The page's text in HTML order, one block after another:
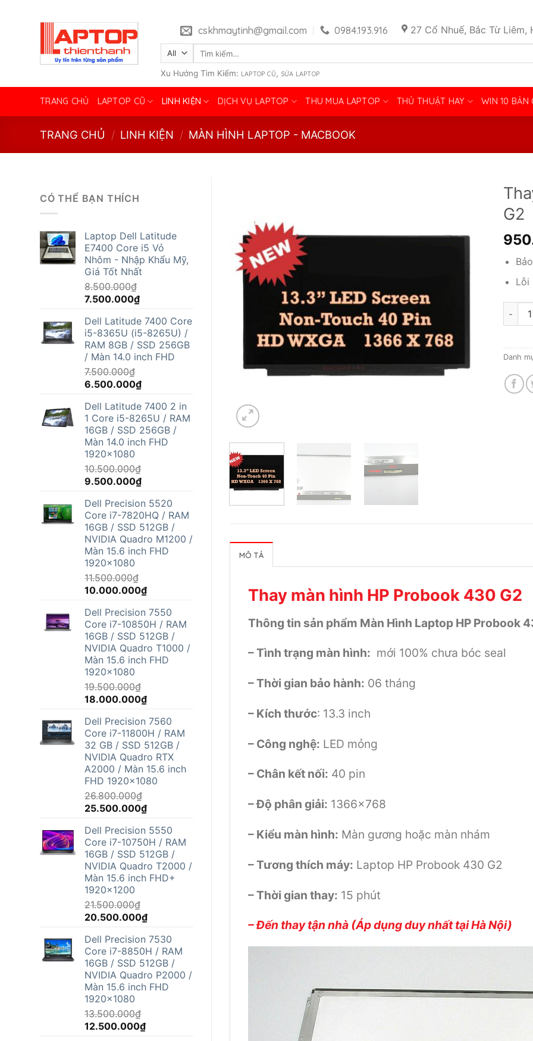
cskhmaytinh@gmail.com 0984.193.916 27 Cổ Nhuế, Bắc Từ Liêm,
Tìm
Xu Hướng Tìm Kiếm: LAPTOP CŨ, SỬA LAPTOP
TRANG CHỦ LAPTOP CŨ LINH KIỆN DỊCH VỤ LAPTOP THU MUA LAPTOP THỦ THUẬT HAY WIN 10 BẢN
TRANG CHỦ / LINH KIỆN / MÀN HÌNH LAPTOP - MACBOOK
CÓ THỂ BẠN THÍCH
Laptop Dell Latitude
E7400 Core i5 Vỏ
Nhôm - Nhập Khẩu Mỹ,
Giá Tốt Nhất
8.500.000₫
Giá
là:
8.500.000₫.
7.500.000₫Giá
tại
là:
7.500.000₫.
Dell Latitude 7400 Core
i5-8365U (i5-8265U) /
RAM 8GB / SSD 256GB
/ Màn 14.0 inch FHD
7.500.000₫
Giá
là:
7.500.000₫.
6.500.000₫Giá
tại
là:
6.500.000₫.
Dell Latitude 7400 2 in
1 Core i5-8265U / RAM
16GB / SSD 256GB /
Màn 14.0 inch FHD
1920x1080
10.500.000₫
Giá
là:
10.500.000₫.
9.500.000₫Giá
tại
là:
9.500.000₫.
Dell Precision 5520
Core i7-7820HQ / RAM
16GB / SSD 512GB /
NVIDIA Quadro M1200 /
Màn 15.6 inch FHD
1920x1080
11.500.000₫
Giá
là:
11.500.000₫.
10.000.000₫Giá
tại
là:
10.000.000₫.
Dell Precision 7550
Core i7-10850H / RAM
16GB / SSD 512GB /
NVIDIA Quadro T1000 /
Màn 15.6 inch FHD
1920x1080
19.500.000₫
Giá
là:
19.500.000₫.
18.000.000₫Giá
tại
là:
18.000.000₫.
Dell Precision 7560
Core i7-11800H / RAM
32 GB / SSD 512GB /
NVIDIA Quadro RTX
A2000 / Màn 15.6 inch
FHD 1920x1080
26.800.000₫
Giá
là:
26.800.000₫.
25.500.000₫Giá
tại
là:
25.500.000₫.
Dell Precision 5550
Core i7-10750H / RAM
16GB / SSD 512GB /
NVIDIA Quadro T2000 /
Màn 15.6 inch FHD+
1920x1200
21.500.000₫
Giá
là:
21.500.000₫.
20.500.000₫Giá
tại
là:
20.500.000₫.
Dell Precision 7530
Core i7-8850H / RAM
16GB / SSD 512GB /
NVIDIA Quadro P2000 /
Màn 15.6 inch FHD
1920x1080
13.500.000₫
Giá
12.500.000₫Giá
G2
Lỗi
Thay
Danh
MÔ TẢ
Thay màn hình HP Probook 430 G2
Thông tin sản phẩm Màn Hình Laptop HP Probook
– Tình trạng màn hình: mới 100% chưa bóc seal
– Thời gian bảo hành: 06 tháng
– Kích thước: 13.3 inch
– Công nghệ: LED mỏng
– Chân kết nối: 40 pin
– Độ phân giải: 1366×768
– Kiểu màn hình: Màn gương hoặc màn nhám
– Tương thích máy: Laptop HP Probook 430 G2
– Thời gian thay: 15 phút
– Đến thay tận nhà (Áp dụng duy nhất tại Hà Nội)